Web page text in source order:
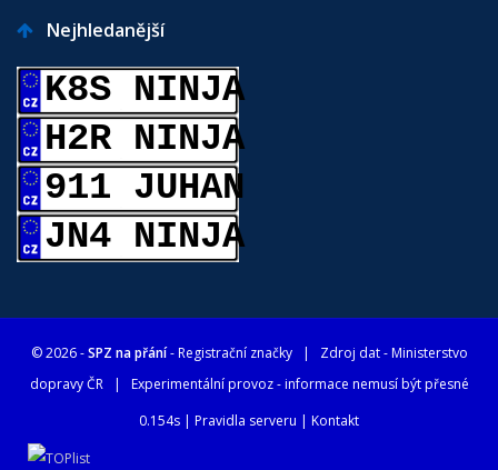
Nejhledanější
K8S NINJA
H2R NINJA
911 JUHAN
JN4 NINJA
© 2026 -SPZ na přání- Registrační značky| Zdroj dat -Ministerstvo
dopravy ČR| Experimentální provoz - informace nemusí být přesné
0.154s | Pravidla serveru | Kontakt